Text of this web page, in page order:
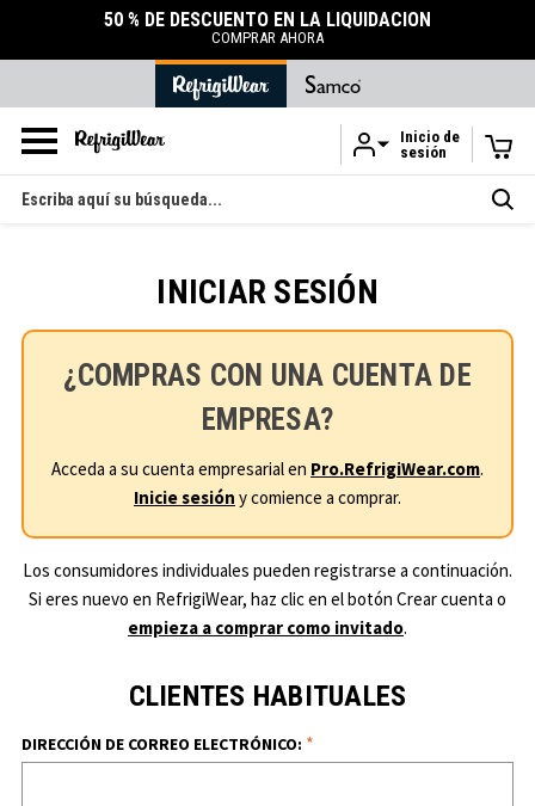
Ir al contenido principal
50 % DE DESCUENTO EN LA LIQUIDACIÓN
COMPRAR AHORA
Inicio de
sesión
Buscar
en
INICIAR SESIÓN
¿COMPRAS CON UNA CUENTA DE
EMPRESA?
Acceda a su cuenta empresarial en Pro.RefrigiWear.com.
Inicie sesión y comience a comprar.
Los consumidores individuales pueden registrarse a continuación.
Si eres nuevo en RefrigiWear, haz clic en el botón Crear cuenta o
empieza a comprar como invitado.
CLIENTES HABITUALES
DIRECCIÓN DE CORREO ELECTRÓNICO: *